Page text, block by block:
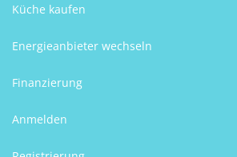
Küche kaufen
Energieanbieter wechseln
Finanzierung
Anmelden